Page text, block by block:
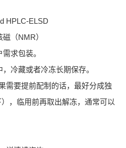
HPLC-ELSD
（NMR）
求包装。
冷藏或者冷冻长期保存。
需要提前配制的话，最好分成独
，临用前再取出解冻，通常可以